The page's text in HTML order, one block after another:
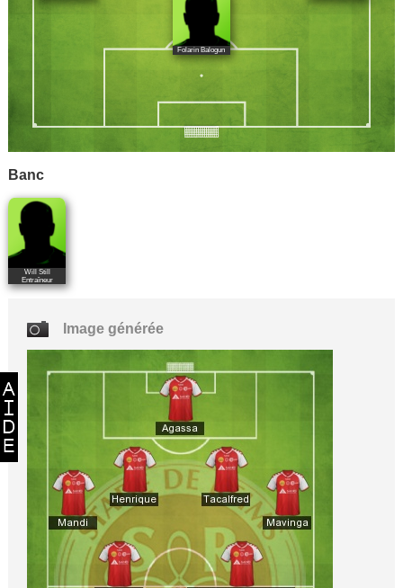
Folarin Balogun
Banc
Will Still
Entraîneur
Image générée